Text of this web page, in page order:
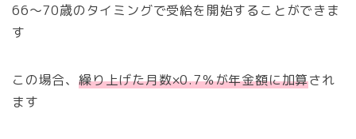
66～70歳のタイミングで受給を開始することができま
す
この場合、 繰り上げた月数×0.7％が年金額に加算され
ます